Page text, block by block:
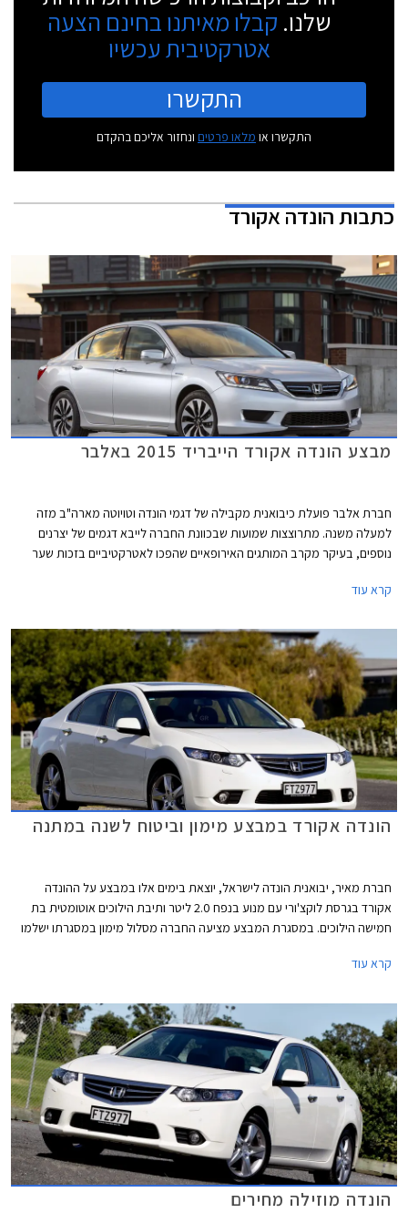
שלנו. קבלו מאיתנו בחינם הצעה
אטרקטיבית עכשיו
התקשרו
התקשרו או מלאו פרטים ונחזור אליכם בהקדם
כתבותהונדה אקורד
מבצע הונדה אקורד הייבריד 2015 באלבר
חברת אלבר פועלת כיבואנית מקבילה של דגמי הונדה וטויוטה מארה"ב מזה
למעלה משנה. מתרוצצות שמועות שבכוונת החברה לייבא דגמים של יצרנים
נוספים, בעיקר מקרב המותגים האירופאיים שהפכו לאטרקטיביים בזכות שער
עבור גרסת EX-L.
קרא עוד
הונדה אקורד במבצע מימון וביטוח לשנה במתנה
חברת מאיר, יבואנית הונדה לישראל, יוצאת בימים אלו במבצע על ההונדה
אקורד בגרסת לוקצ'ורי עם מנוע בנפח 2.0 ליטר ותיבת הילוכים אוטומטית בת
חמישה הילוכים. במסגרת המבצע מציעה החברה מסלול מימון במסגרתו ישלמו
החברה לכל הרוכשים ביטוח חובה ומקיף במתנה למשך שנה שלמה. המבצע
קרא עוד
הונדה מוזילה מחירים